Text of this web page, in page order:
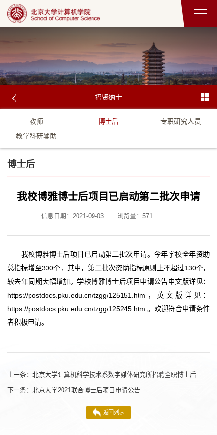
招贤纳士
教师 博士后
专职研究人员
教学科研辅助
博士后
我校博雅博士后项目已启动第二批次申请
信息日期：2021-09-03 浏览量： 571
我校博雅博士后项目已启动第二批次申请。今年学校全年资助
总指标增至300个，其中，第二批次资助指标原则上不超过130个，
较去年同期大幅增加。学校博雅博士后项目申请公告中文版详见：
https://postdocs.pku.edu.cn/tzgg/125151.htm，英文版详见：
https://postdocs.pku.edu.cn/tzgg/125245.htm 。欢迎符合申请条件
者积极申请。
上一条： 北京大学计算机科学技术系数字媒体研究所招聘全职博士后
下一条： 北京大学2021联合博士后项目申请公告
返回列表